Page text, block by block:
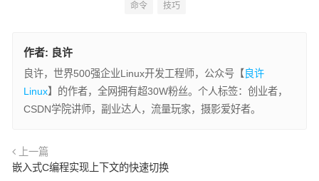
命令 技巧
作者: 良许
良许，世界500强企业Linux开发工程师，公众号【 良许
Linux】的作者，全网拥有超30W粉丝。个人标签：创业者，
CSDN学院讲师，副业达人，流量玩家，摄影爱好者。
上一篇
嵌入式C编程实现上下文的快速切换